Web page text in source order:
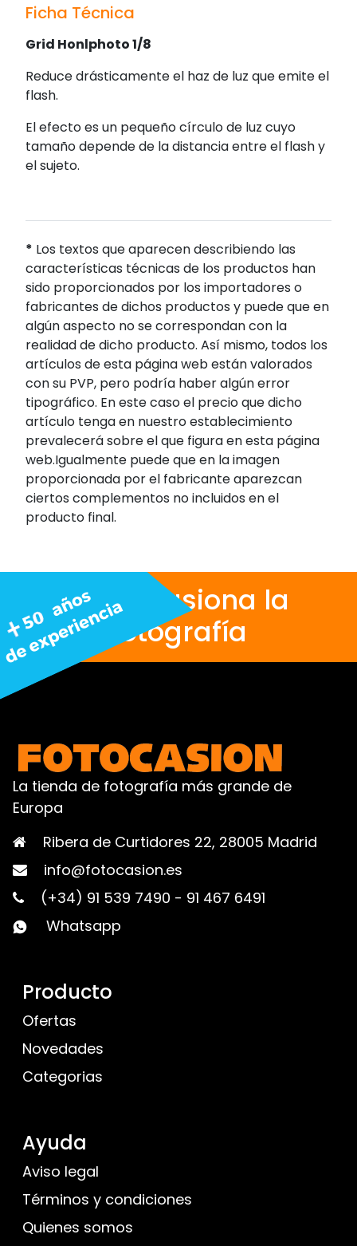
Ficha Técnica
Grid Honlphoto 1/8
Reduce drásticamente el haz de luz que emite el
flash.
El efecto es un pequeño círculo de luz cuyo
tamaño depende de la distancia entre el flash y
el sujeto.
* Los textos que aparecen describiendo las
características técnicas de los productos han
sido proporcionados por los importadores o
fabricantes de dichos productos y puede que en
algún aspecto no se correspondan con la
realidad de dicho producto. Así mismo, todos los
artículos de esta página web están valorados
con su PVP, pero podría haber algún error
tipográfico. En este caso el precio que dicho
artículo tenga en nuestro establecimiento
prevalecerá sobre el que figura en esta página
web.Igualmente puede que en la imagen
proporcionada por el fabricante aparezcan
ciertos complementos no incluidos en el
producto final.
Nos apasiona la
fotografía
La tienda de fotografía más grande de
Europa
Ribera de Curtidores 22, 28005 Madrid
info@fotocasion.es
(+34) 91 539 7490 - 91 467 6491
Whatsapp
Producto
Ofertas
Novedades
Categorias
Ayuda
Aviso legal
Términos y condiciones
Quienes somos